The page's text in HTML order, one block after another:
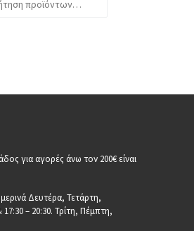
για αγορές άνω τον 200€ είναι
Δευτέρα, Τετάρτη,
– 20:30. Τρίτη, Πέμπτη,